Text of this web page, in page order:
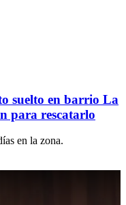
suelto en barrio La
para rescatarlo
en la zona.